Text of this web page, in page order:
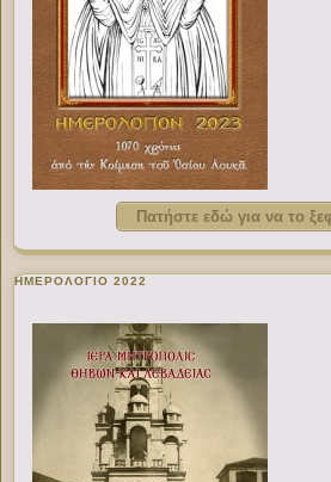
Πατήστε εδώ για να το
ΗΜΕΡΟΛΟΓΙΟ 2022